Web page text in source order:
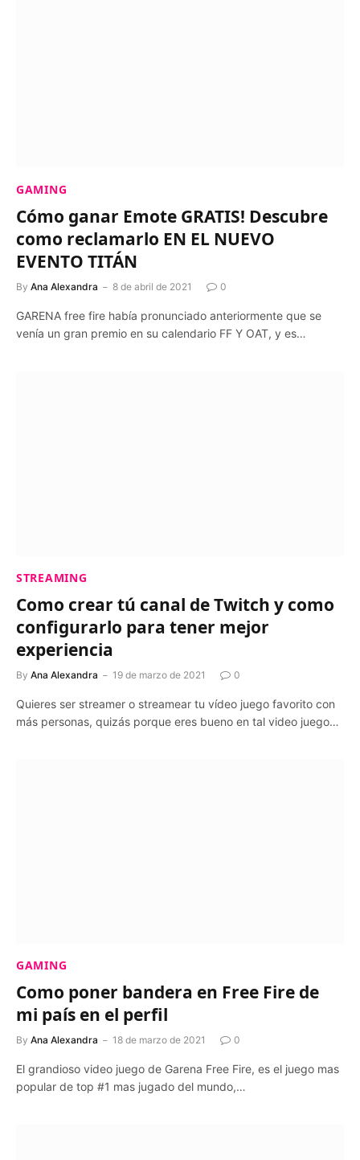
GAMING
Cómo ganar Emote GRATIS! Descubre
como reclamarlo EN EL NUEVO
EVENTO TITÁN
By Ana Alexandra 8 de abril de 2021 0
GARENA free fire había pronunciado anteriormente que se
venía un gran premio en su calendario FF Y OAT, y es…
STREAMING
Como crear tú canal de Twitch y como
configurarlo para tener mejor
experiencia
By Ana Alexandra 19 de marzo de 2021 0
Quieres ser streamer o streamear tu vídeo juego favorito con
más personas, quizás porque eres bueno en tal video juego…
GAMING
Como poner bandera en Free Fire de
mi país en el perfil
By Ana Alexandra 18 de marzo de 2021 0
El grandioso video juego de Garena Free Fire, es el juego mas
popular de top #1 mas jugado del mundo,…